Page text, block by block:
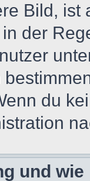
Bild, ist
der
du
und